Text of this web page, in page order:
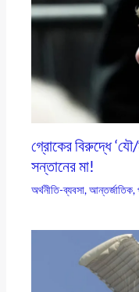
গ্রোকের বিরুদ্ধে ‘যৌ/
সন্তানের মা!
অর্থনীতি-ব্যবসা,আন্তর্জাতিক,